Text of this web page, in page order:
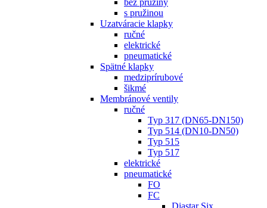
bez pružiny
s pružinou
Uzatváracie klapky
ručné
elektrické
pneumatické
Spätné klapky
medziprírubové
šikmé
Membránové ventily
ručné
Typ 317 (DN65-DN150)
Typ 514 (DN10-DN50)
Typ 515
Typ 517
elektrické
pneumatické
FO
FC
Diastar Six